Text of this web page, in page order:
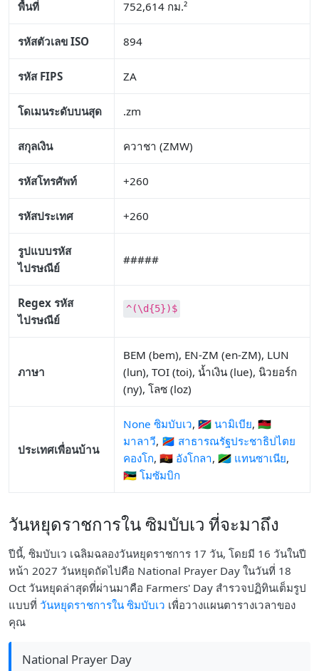
พื้นที่ 752,614 กม.²
รหัสตัวเลข ISO 894
รหัส FIPS ZA
โดเมนระดับบนสุด .zm
สกุลเงิน ควาชา (ZMW)
รหัสโทรศัพท์ +260
รหัสประเทศ +260
รูปแบบรหัส
ไปรษณีย์
#####
Regex รหัส
ไปรษณีย์
^(\d{5})$
ภาษา
BEM (bem), EN-ZM (en-ZM), LUN
(lun), TOI (toi), น้ำเงิน (lue), นิวยอร์ก
(ny), โลซ (loz)
ประเทศเพื่อนบ้าน
None ซิมบับเว, 🇳🇦 นามิเบีย, 🇲🇼
มาลาวี, 🇨🇩 สาธารณรัฐประชาธิปไตย
คองโก, 🇦🇴 อังโกลา, 🇹🇿 แทนซาเนีย,
🇲🇿 โมซัมบิก
วันหยุดราชการใน ซิมบับเว ที่จะมาถึง
ปีนี้, ซิมบับเว เฉลิมฉลองวันหยุดราชการ 17 วัน, โดยมี 16 วันในปี
หน้า 2027 วันหยุดถัดไปคือ National Prayer Day ในวันที่ 18
Oct วันหยุดล่าสุดที่ผ่านมาคือ Farmers' Day สำรวจปฏิทินเต็มรูป
แบบที่ วันหยุดราชการใน ซิมบับเว เพื่อวางแผนตารางเวลาของ
คุณ
National Prayer Day